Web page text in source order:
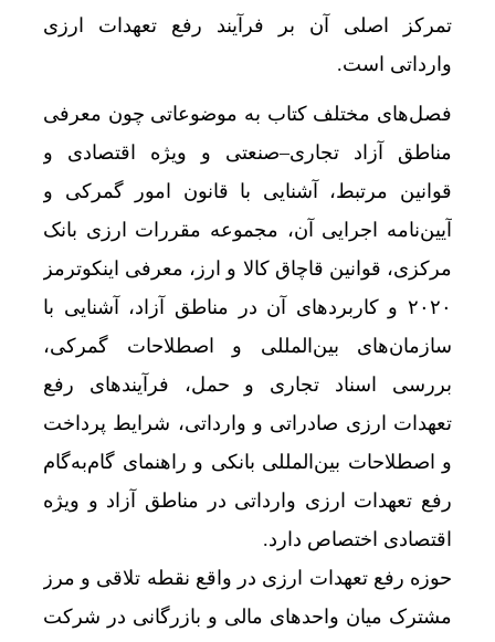
تمرکز اصلی آن بر فرآیند رفع تعهدات ارزی
وارداتی است.
فصل‌های مختلف کتاب به موضوعاتی چون معرفی
مناطق آزاد تجاری–صنعتی و ویژه اقتصادی و
قوانین مرتبط، آشنایی با قانون امور گمرکی و
آیین‌نامه اجرایی آن، مجموعه مقررات ارزی بانک
مرکزی، قوانین قاچاق کالا و ارز، معرفی اینکوترمز
۲۰۲۰ و کاربردهای آن در مناطق آزاد، آشنایی با
سازمان‌های بین‌المللی و اصطلاحات گمرکی،
بررسی اسناد تجاری و حمل، فرآیندهای رفع
تعهدات ارزی صادراتی و وارداتی، شرایط پرداخت
و اصطلاحات بین‌المللی بانکی و راهنمای گام‌به‌گام
رفع تعهدات ارزی وارداتی در مناطق آزاد و ویژه
اقتصادی اختصاص دارد.
حوزه رفع تعهدات ارزی در واقع نقطه تلاقی و مرز
مشترک میان واحدهای مالی و بازرگانی در شرکت